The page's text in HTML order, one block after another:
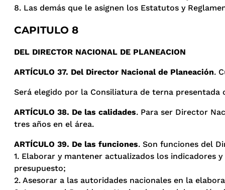
8. Las demás que le asignen los Estatutos y
CAPITULO 8
DEL DIRECTOR NACIONAL DE PLANEACION
ARTÍCULO 37. Del Director Nacional de Planeación.
Será elegido por la Consiliatura de terna
ARTÍCULO 38. De las calidades. Para ser Director
tres años en el área.
ARTÍCULO 39. De las funciones. Son funciones del
1. Elaborar y mantener actualizados los indicadores
presupuesto;
2. Asesorar a las autoridades nacionales en la